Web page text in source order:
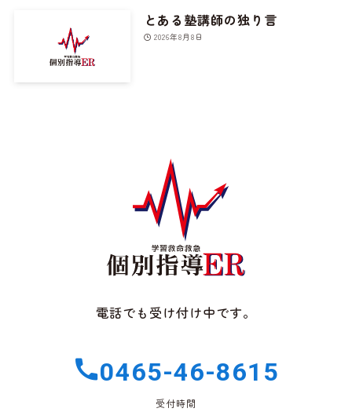
とある塾講師の独り言
2026年8月8日
電話でも受け付け中です。
0465-46-8615
受付時間